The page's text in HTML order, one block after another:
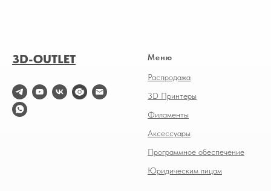
3D-OUTLET Меню
Распродажа
3D Принтеры
Филаменты
Аксессуары
Программное обеспечение
Юридическим лицам